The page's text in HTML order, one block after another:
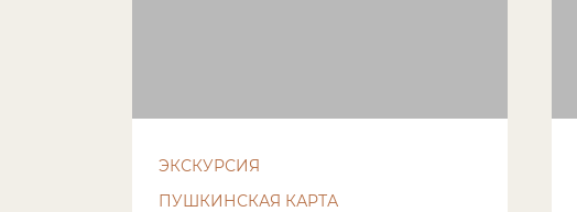
ЭКСКУРСИЯ
ПУШКИНСКАЯ КАРТА